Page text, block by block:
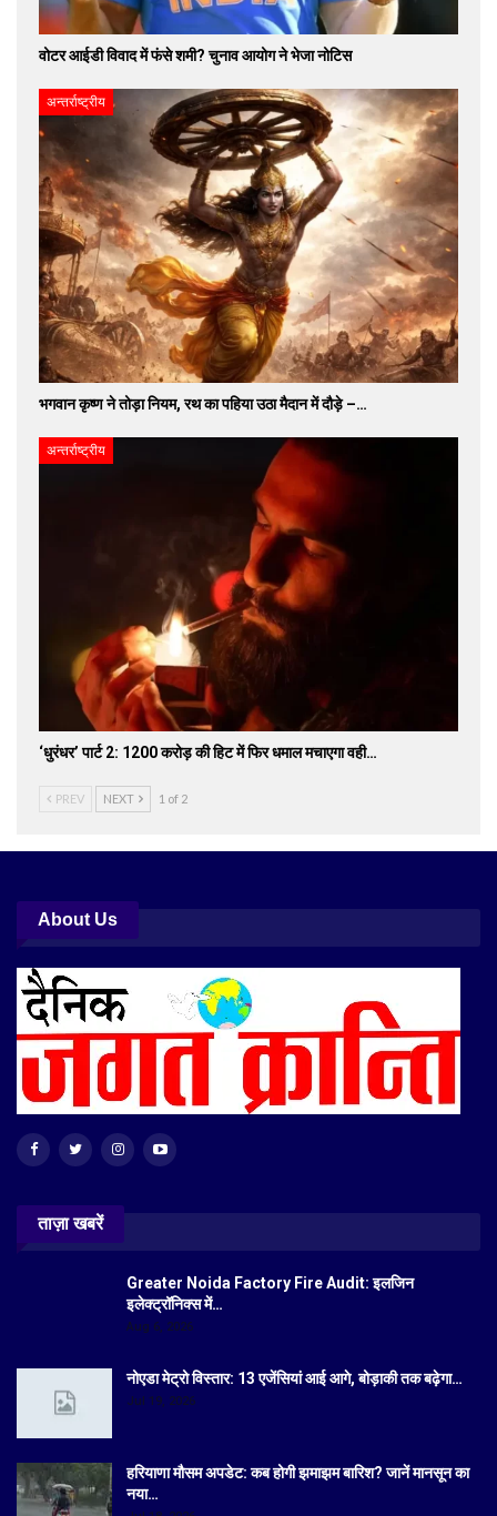
वोटर आईडी विवाद में फंसे शमी? चुनाव आयोग ने भेजा नोटिस
अन्तर्राष्ट्रीय
भगवान कृष्ण ने तोड़ा नियम, रथ का पहिया उठा मैदान में दौड़े –…
अन्तर्राष्ट्रीय
‘धुरंधर’ पार्ट 2: 1200 करोड़ की हिट में फिर धमाल मचाएगा वही…
PREV NEXT 1 of 2
About Us
ताज़ा खबरें
Greater Noida Factory Fire Audit: इलजिन
इलेक्ट्रॉनिक्स में…
Aug 6, 2026
नोएडा मेट्रो विस्तार: 13 एजेंसियां आई आगे, बोड़ाकी तक बढ़ेगा…
Jul 19, 2026
हरियाणा मौसम अपडेट: कब होगी झमाझम बारिश? जानें मानसून का
नया…